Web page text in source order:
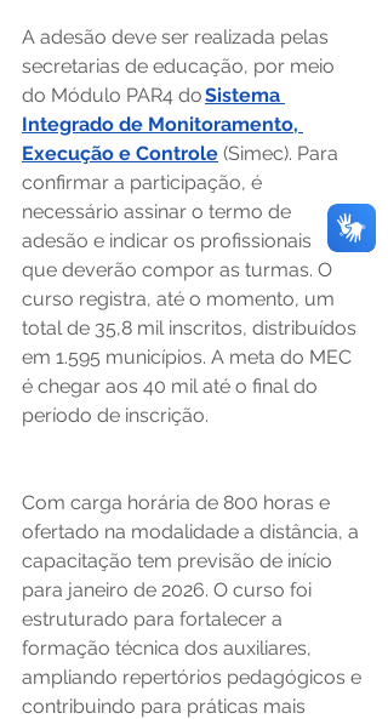
A adesão deve ser realizada pelas
secretarias de educação, por meio
do Módulo PAR4 do Sistema
Integrado de Monitoramento,
Execução e Controle (Simec). Para
confirmar a participação, é
necessário assinar o termo de
adesão e indicar os profissionais
que deverão compor as turmas. O
curso registra, até o momento, um
total de 35,8 mil inscritos, distribuídos
em 1.595 municípios. A meta do MEC
é chegar aos 40 mil até o final do
período de inscrição.
Com carga horária de 800 horas e
ofertado na modalidade a distância, a
capacitação tem previsão de início
para janeiro de 2026. O curso foi
estruturado para fortalecer a
formação técnica dos auxiliares,
ampliando repertórios pedagógicos e
contribuindo para práticas mais